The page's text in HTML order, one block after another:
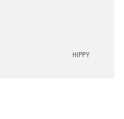
HIPPY